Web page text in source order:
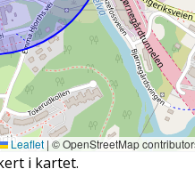
Leaflet | © OpenStreetMap
i kartet.